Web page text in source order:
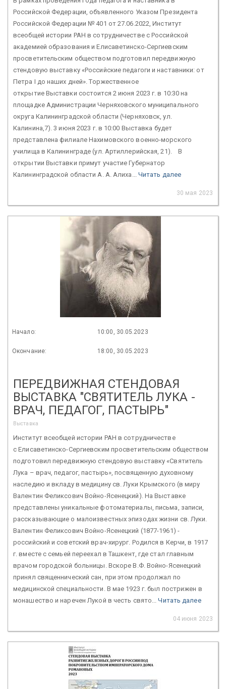
Российской Федерации, объявленного Указом Президента
Российской Федерации № 401 от 27.06.2022, Институт
всеобщей истории РАН в сотрудничестве с Российской
академией образования и Елисаветинско-Сергиевским
просветительским обществом подготовил передвижную
стендовую выставку «Российские педагоги и наставники: от
Петра I до наших дней». Торжественное
открытие Выставки состоится 2 июня 2023 г. в 10:30 на
площадке Администрации Черняховского муниципального
округа Калининградской области (Черняховск, ул.
Калинина,7). 3 июня 2023 г. в 10:00 Выставка будет
представлена филиале Нахимовского военно-морского
училища в Калининграде (ул. Артиллерийская, 21). В
открытии Выставки примут участие Губернатор
Калининградской области А. А. Алиха... Читать далее
30 мая 2023
Начало: 10:00, 30.05.2023
Окончание: 18:00, 30.05.2023
ПЕРЕДВИЖНАЯ СТЕНДОВАЯ
ВЫСТАВКА "СВЯТИТЕЛЬ ЛУКА -
ВРАЧ, ПЕДАГОГ, ПАСТЫРЬ"
Выставка
Институт всеобщей истории РАН в сотрудничестве
с Елисаветинско-Сергиевским просветительским обществом
подготовил передвижную стендовую выставку «Святитель
Лука – врач, педагог, пастырь», посвященную духовному
наследию и вкладу в медицину св. Луки Крымского (в миру
Валентин Феликсович Войно-Ясенецкий). На Выставке
представлены уникальные фотоматериалы, письма, записи,
рассказывающие о малоизвестных эпизодах жизни св. Луки.
Валентин Феликсович Войно-Ясенецкий (1877-1961) -
российский и советский врач-хирург. Родился в Керчи, в 1917
г. вместе с семьей переехал в Ташкент, где стал главным
врачом городской больницы. Вскоре В.Ф. Войно-Ясенецкий
принял священнический сан, при этом продолжал по
медицинской специальности. В мае 1923 г. был пострижен в
монашество и наречен Лукой в честь свято...Читать далее
04 июня 2023